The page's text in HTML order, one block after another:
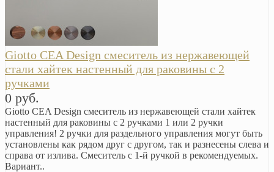
Giotto CEA Design смеситель из нержавеющей
стали хайтек настенный для раковины с 2
ручками
0 руб.
Giotto CEA Design смеситель из нержавеющей стали хайтек
настенный для раковины с 2 ручками 1 или 2 ручки
управления! 2 ручки для раздельного управления могут быть
установлены как рядом друг с другом, так и разнесены слева и
справа от излива. Смеситель с 1-й ручкой в рекомендуемых.
Вариант..